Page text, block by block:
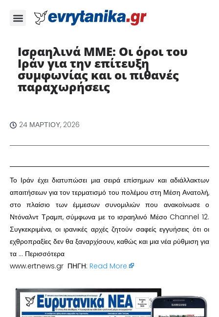
Ισραηλινά ΜΜΕ: Οι όροι του
Ιράν για την επίτευξη
συμφωνίας και οι πιθανές
παραχωρήσεις ​
24 ΜΑΡΤΊΟΥ, 2026
​Το Ιράν έχει διατυπώσει μια σειρά επίσημων και αδιάλλακτων
απαιτήσεων για τον τερματισμό του πολέμου στη Μέση Ανατολή,
στο πλαίσιο των έμμεσων συνομιλιών που ανακοίνωσε ο
Ντόναλντ Τραμπ, σύμφωνα με το ισραηλινό Μέσο Channel 12.
Συγκεκριμένα, οι ιρανικές αρχές ζητούν σαφείς εγγυήσεις ότι οι
εχθροπραξίες δεν θα ξαναρχίσουν, καθώς και μια νέα ρύθμιση για
τα … Περισσότερα
www.ertnews.gr ΠΗΓΗ: Read More